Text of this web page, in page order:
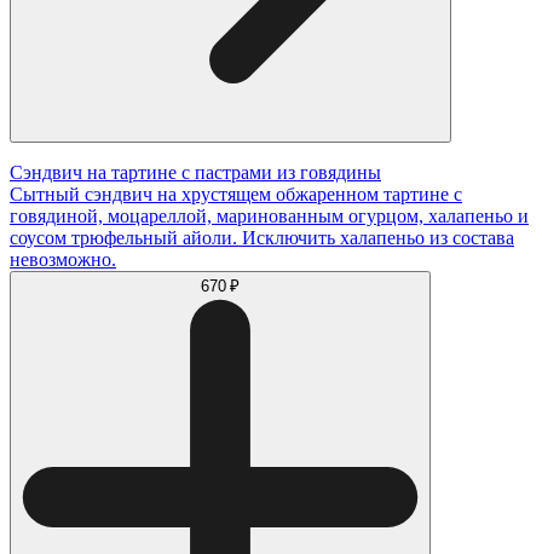
Сэндвич на тартине с пастрами из говядины
Сытный сэндвич на хрустящем обжаренном тартине с
говядиной, моцареллой, маринованным огурцом, халапеньо и
соусом трюфельный айоли. Исключить халапеньо из состава
невозможно.
670 ₽